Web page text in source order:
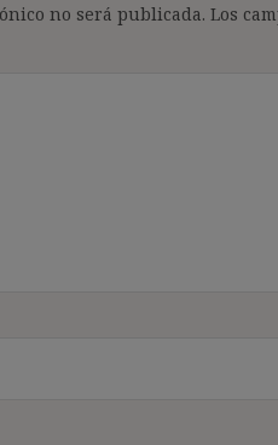
no será publicada. Los